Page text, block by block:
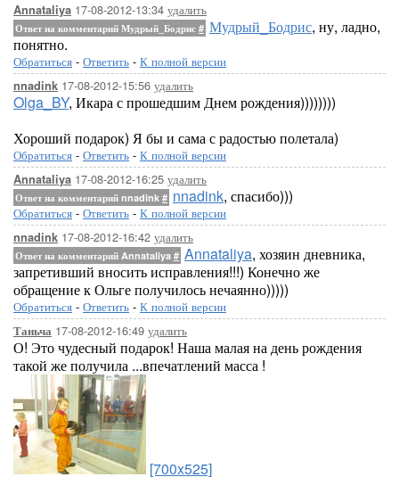
Annataliya 17-08-2012-13:34 удалить
Ответ на комментарий Мудрый_Бодрис # Мудрый_Бодрис, ну, ладно,
понятно.
Обратиться - Ответить - К полной версии
nnadink 17-08-2012-15:56 удалить
Olga_BY, Икара с прошедшим Днем рождения))))))))
Хороший подарок) Я бы и сама с радостью полетала)
Обратиться - Ответить - К полной версии
Annataliya 17-08-2012-16:25 удалить
Ответ на комментарий nnadink # nnadink, спасибо)))
Обратиться - Ответить - К полной версии
nnadink 17-08-2012-16:42 удалить
Ответ на комментарий Annataliya # Annataliya, хозяин дневника,
запретивший вносить исправления!!!) Конечно же
обращение к Ольге получилось нечаянно)))))
Обратиться - Ответить - К полной версии
Таньча 17-08-2012-16:49 удалить
О! Это чудесный подарок! Наша малая на день рождения
такой же получила ...впечатлений масса !
[700x525]